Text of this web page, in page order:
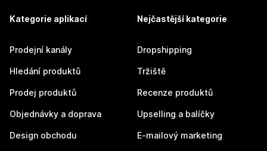
Kategorie aplikací
Prodejní kanály
Hledání produktů
Prodej produktů
Objednávky a doprava
Design obchodu
Nejčastější kategorie
Dropshipping
Tržiště
Recenze produktů
Upselling a balíčky
E-mailový marketing